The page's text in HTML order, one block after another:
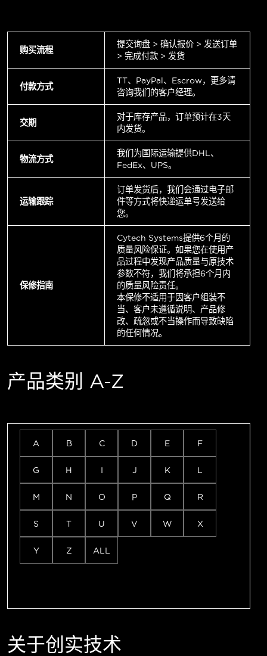
购买流程
提交询盘 > 确认报价 > 发送订单
> 完成付款 > 发货
付款方式
TT、PayPal、Escrow，更多请
咨询我们的客户经理。
交期
对于库存产品，订单预计在3天
内发货。
物流方式
我们为国际运输提供DHL、
FedEx、UPS。
运输跟踪
订单发货后，我们会通过电子邮
件等方式将快递运单号发送给
您。
保修指南
Cytech Systems提供6个月的
质量风险保证。如果您在使用产
品过程中发现产品质量与原技术
参数不符，我们将承担6个月内
的质量风险责任。
本保修不适用于因客户组装不
当、客户未遵循说明、产品修
改、疏忽或不当操作而导致缺陷
的任何情况。
产品类别 A-Z
A B C D E F
G H I J K L
M N O P Q R
S T U V W X
Y Z ALL
关于创实技术